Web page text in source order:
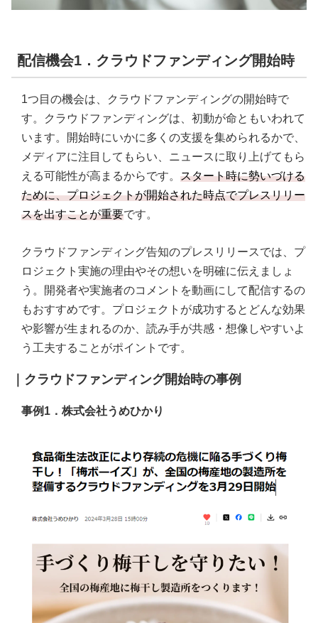
配信機会1．クラウドファンディング開始時
1つ目の機会は、クラウドファンディングの開始時で
す。クラウドファンディングは、初動が命ともいわれて
います。開始時にいかに多くの支援を集められるかで、
メディアに注目してもらい、ニュースに取り上げてもら
える可能性が高まるからです。 スタート時に勢いづける
ために、プロジェクトが開始された時点でプレスリリー
スを出すことが重要です。
クラウドファンディング告知のプレスリリースでは、プ
ロジェクト実施の理由やその想いを明確に伝えましょ
う。開発者や実施者のコメントを動画にして配信するの
もおすすめです。プロジェクトが成功するとどんな効果
や影響が生まれるのか、読み手が共感・想像しやすいよ
う工夫することがポイントです。
｜クラウドファンディング開始時の事例
事例1．株式会社うめひかり